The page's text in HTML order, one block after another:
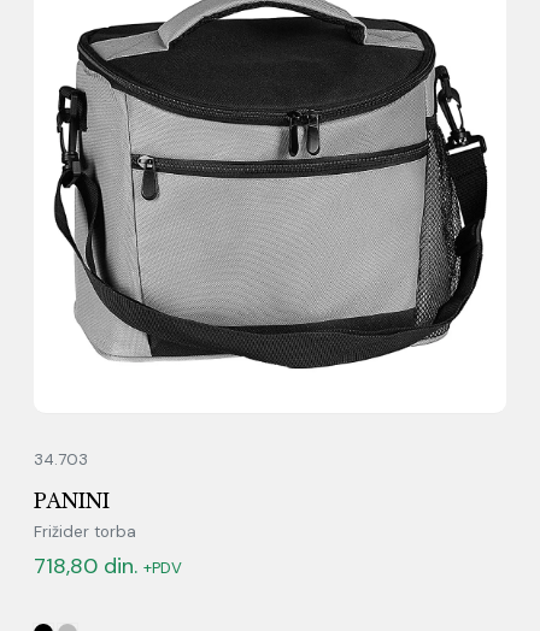
34.703
PANINI
Frižider torba
718,80 din. +PDV